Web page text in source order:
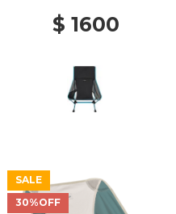
$ 1600
SALE
30%OFF